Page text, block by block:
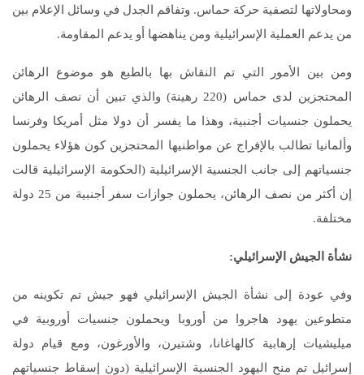
ومحاولاتها لتصفية حركة حماس. وتفاقم الجدل في وسائل الإعلام بين
من يدعم العملية الإسرائيلية ومن يناهضها أو يدعم المقاومة.
ومن بين الأمور التي تم النقاش بها بالطبع هو موضوع الرهائن
المحتجزين لدى حماس (220 رهينة) والذي تبين أن نصف الرهائن
يحملون جنسيات أجنبية، وهذا ما يفسر أن دولا مثل أمريكا وفرنسا
وألمانيا تطالب بالإفراج عن مواطنيها المحتجزين كون هؤلاء يحملون
جنسياتهم إلى جانب الجنسية الإسرائيلية (الحكومة الإسرائيلية قالت
إن أكثر من نصف الرهائن، يحملون جوازات سفر أجنبية من 25 دولة
مختلفة.
نشأة الجيش الإسرائيلي:
وفي عودة إلى نشأة الجيش الإسرائيلي فهو جيش تم تكوينه من
متطوعين يهود هاجروا من أوروبا ويحملون جنسيات أوروبية في
ميليشيات إرهابية كالهاغانا، وشتيرن، والأورغون، ومع قيام دولة
إسرائيل تم منح اليهود الجنسية الإسرائيلية (دون إسقاط جنسياتهم